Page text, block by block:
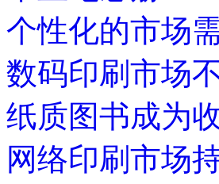
个性化的市场
数码印刷市场
纸质图书成为
网络印刷市场